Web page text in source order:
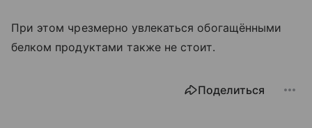
При этом чрезмерно увлекаться обогащёнными
белком продуктами также не стоит.
Поделиться